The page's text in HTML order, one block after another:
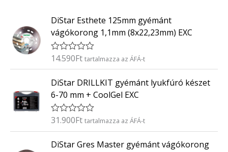
DiStar Esthete 125mm gyémánt
vágókorong 1,1mm (8x22,23mm) EXC
É
é
k
e
l
s
:
/
14.590Ft tartalmazza az ÁFÁ-t
DiStar DRILLKIT gyémánt lyukfúró készet
6-70 mm + CoolGel EXC
É
é
31.900Ft tartalmazza az ÁFÁ-t
DiStar Gres Master gyémánt vágókorong